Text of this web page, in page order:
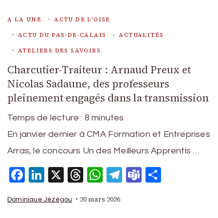
A LA UNE
ACTU DE L'OISE
ACTU DU PAS-DE-CALAIS
ACTUALITÉS
ATELIERS DES SAVOIRS
Charcutier-Traiteur : Arnaud Preux et
Nicolas Sadaune, des professeurs
pleinement engagés dans la transmission
Temps de lecture : 8 minutes
En janvier dernier à CMA Formation et Entreprises
Arras, le concours Un des Meilleurs Apprentis …
Facebook
LinkedIn
X Threads
WhatsApp
Telegram
Teams
Dominique Jézégou 20 mars 2026